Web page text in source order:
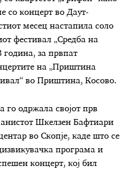
со концерт во Даут-
месец настапила соло
фестивал „Средба на
година, за првпат
на „Приштина
во Приштина, Косово.
го одржала својот прв
Шкелзен Бафтиари
во Скопје, каде што се
програма и
концерт, кој бил